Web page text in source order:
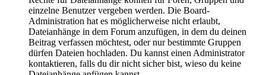
einzelne Benutzer vergeben werden. Die Board-
Administration hat es möglicherweise nicht erlaubt,
Dateianhänge in dem Forum anzufügen, in dem du deinen
Beitrag verfassen möchtest, oder nur bestimmte Gruppen
dürfen Dateien hochladen. Du kannst einen Administrator
kontaktieren, falls du dir nicht sicher bist, wieso du keine